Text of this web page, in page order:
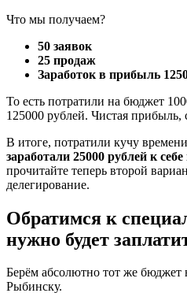
Что мы получаем?
50 заявок
25 продаж
Заработок в прибыль
То есть потратили на бюджет
125000 рублей. Чистая прибыль,
В итоге, потратили кучу
заработали 25000 рублей к
прочитайте теперь второй
делегирование.
Обратимся к
нужно будет
Берём абсолютно тот же бюджет
Рыбинску.